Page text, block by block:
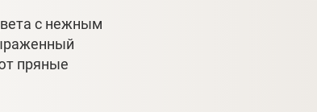
с нежным
пряные